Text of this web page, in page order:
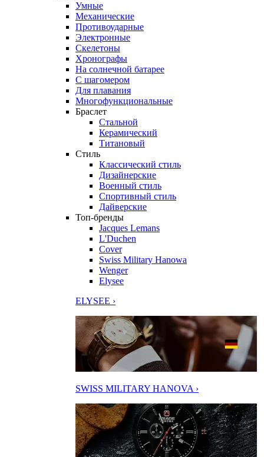
Умные
Механические
Противоударные
Электронные
Скелетоны
Хронографы
На солнечной батарее
С шагомером
Для плавания
Многофункциональные
Браслет
Стальной
Керамический
Титановый
Стиль
Классический стиль
Дизайнерские
Военный стиль
Спортивный стиль
Дайверские
Топ-бренды
Jacques Lemans
L'Duchen
Cover
Swiss Military Hanowa
Wenger
Elysee
ELYSEE ›
SWISS MILITARY HANOVA ›